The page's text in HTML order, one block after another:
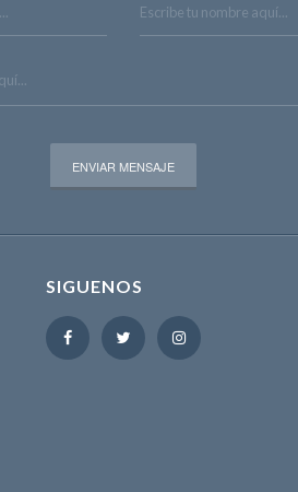
SIGUENOS